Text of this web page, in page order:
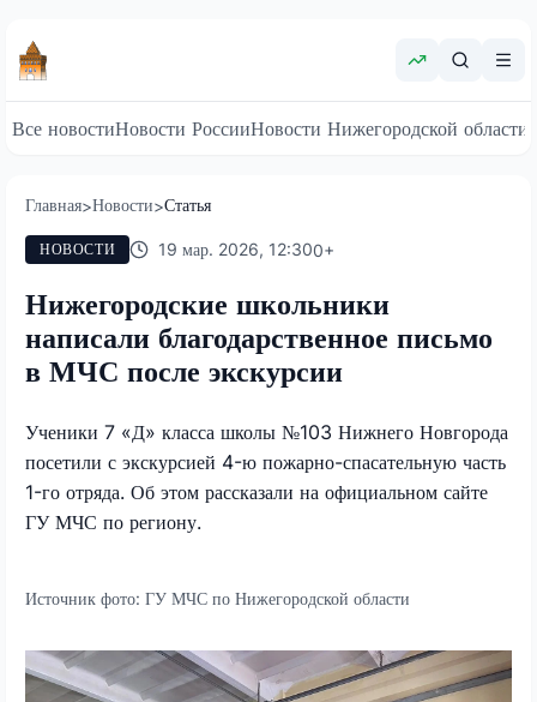
Все новостиНовости РоссииНовости Нижегородской области
Главная>Новости>Статья
НОВОСТИ 19 мар. 2026, 12:300+
Нижегородские школьники
написали благодарственное письмо
в МЧС после экскурсии
Ученики 7 «Д» класса школы №103 Нижнего Новгорода
посетили с экскурсией 4-ю пожарно-спасательную часть
1-го отряда. Об этом рассказали на официальном сайте
ГУ МЧС по региону.
Источник фото: ГУ МЧС по Нижегородской области